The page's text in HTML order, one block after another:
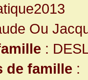
Ou
:
de famille :